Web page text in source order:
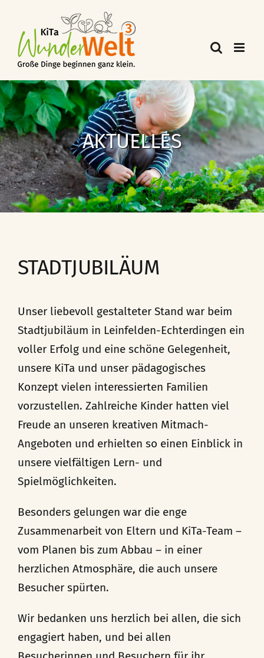
AKTUELLES
STADTJUBILÄUM
Unser liebevoll gestalteter Stand war beim
Stadtjubiläum in Leinfelden-Echterdingen ein
voller Erfolg und eine schöne Gelegenheit,
unsere KiTa und unser pädagogisches
Konzept vielen interessierten Familien
vorzustellen. Zahlreiche Kinder hatten viel
Freude an unseren kreativen Mitmach-
Angeboten und erhielten so einen Einblick in
unsere vielfältigen Lern- und
Spielmöglichkeiten.
Besonders gelungen war die enge
Zusammenarbeit von Eltern und KiTa-Team –
vom Planen bis zum Abbau – in einer
herzlichen Atmosphäre, die auch unsere
Besucher spürten.
Wir bedanken uns herzlich bei allen, die sich
engagiert haben, und bei allen